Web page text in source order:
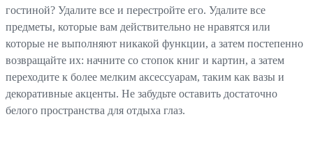
гостиной? Удалите все и перестройте его. Удалите все
предметы, которые вам действительно не нравятся или
которые не выполняют никакой функции, а затем постепенно
возвращайте их: начните со стопок книг и картин, а затем
переходите к более мелким аксессуарам, таким как вазы и
декоративные акценты. Не забудьте оставить достаточно
белого пространства для отдыха глаз.